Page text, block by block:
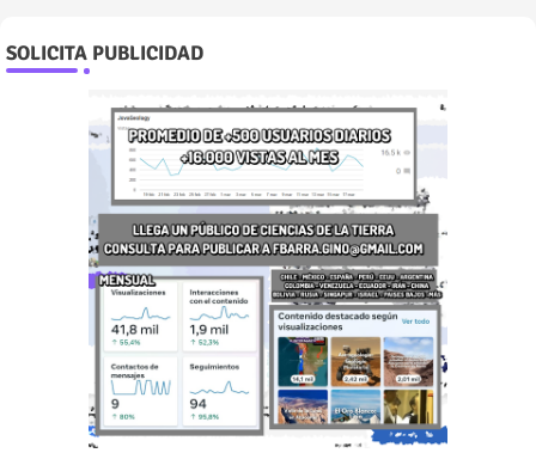
SOLICITA PUBLICIDAD